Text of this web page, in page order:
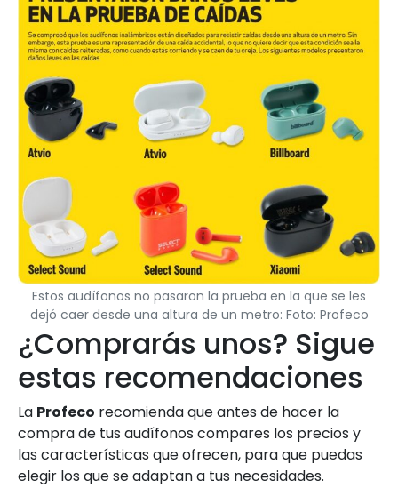
Estos audífonos no pasaron la prueba en la que se les
dejó caer desde una altura de un metro: Foto: Profeco
¿Comprarás unos? Sigue
estas recomendaciones
La Profeco recomienda que antes de hacer la
compra de tus audífonos compares los precios y
las características que ofrecen, para que puedas
elegir los que se adaptan a tus necesidades.